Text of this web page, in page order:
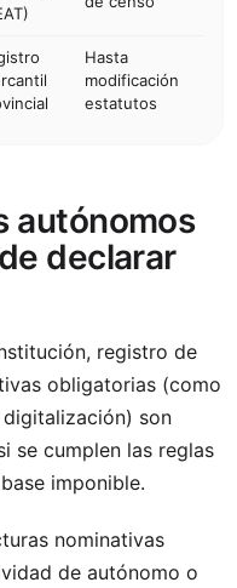
Hasta
modificación
estatutos
autónomos
declarar
registro de
obligatorias (como
son
se cumplen las reglas
imponible.
nominativas
de autónomo o